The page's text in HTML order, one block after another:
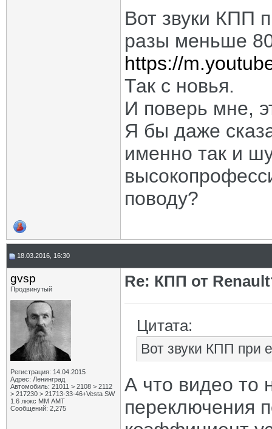
Вот звуки КПП
разы меньше
https://
Так с новья.
И поверь мне,
Я бы даже
именно так и
поводу?
18.03.2016, 16:30
gvsp
Продвинутый
Регистрация: 14.04.2015
Адрес: Ленинград
Автомобиль: 21011 > 2108 > 2112
> 217230 > 21713-33-46+Vesta SW
1.6 люкс ММ АМТ
Сообщений: 2,275
Re: КПП от
Цитата:
Вот звуки КПП при
А что видео то
переключения